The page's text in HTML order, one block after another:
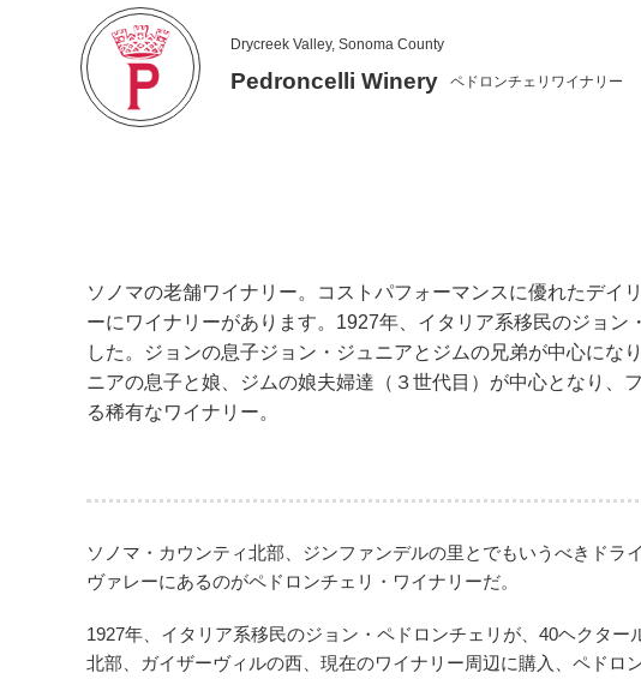
Drycreek Valley, Sonoma County
Pedroncelli Winery ペドロンチェリワイナリー
ソノマの老舗ワイナリー。コストパフォーマンスに優れたデ
ーにワイナリーがあります。1927年、イタリア系移民のジョ
した。ジョンの息子ジョン・ジュニアとジムの兄弟が中心にな
ニアの息子と娘、ジムの娘夫婦達（３世代目）が中心となり、
る稀有なワイナリー。
ソノマ・カウンティ北部、ジンファンデルの里とでもいうべきドラ
ヴァレーにあるのがペドロンチェリ・ワイナリーだ。
1927年、イタリア系移民のジョン・ペドロンチェリが、40ヘクター
北部、ガイザーヴィルの西、現在のワイナリー周辺に購入、ペドロ